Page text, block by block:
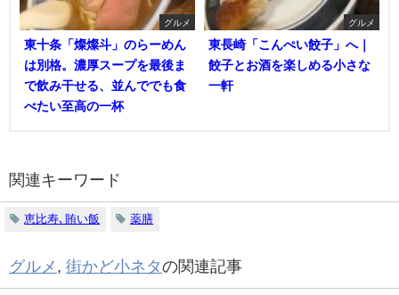
グルメ
東十条「燦燦斗」のらーめん
は別格。濃厚スープを最後ま
で飲み干せる、並んででも食
べたい至高の一杯
グルメ
東長崎「こんぺい餃子」へ｜
餃子とお酒を楽しめる小さな
一軒
関連キーワード
恵比寿､賄い飯 薬膳
グルメ , 街かど小ネタの関連記事